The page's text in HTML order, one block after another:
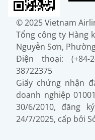
© 2025 Vietnam
Tổng công ty Hàng
Nguyễn Sơn,
Điện thoại: (+84-
38722375
Giấy chứng nhận
doanh nghiệp
30/6/2010, đăng
24/7/2025, cấp bởi